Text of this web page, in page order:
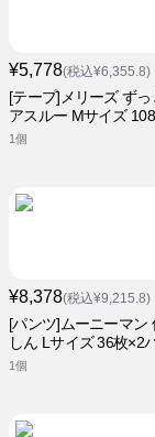
¥5,778(税込¥6,355.8)
[テープ]メリーズ ず
アスルー Mサイズ
1個
¥8,378(税込¥9,215.8)
[パンツ]ムーニーマン
しん Lサイズ 36枚×2
1個